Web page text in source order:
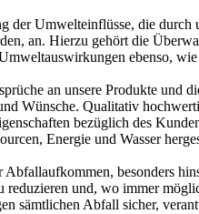
der Umwelteinflüsse, die durch
an. Hierzu gehört die
ebenso,
an unsere Produkte und
Wünsche. Qualitativ
bezüglich des
Energie und Wasser
besonders
und, wo immer
sämtlichen Abfall sicher,